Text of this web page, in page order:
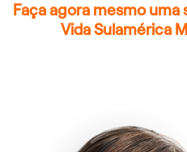
Faça agora mesmo
Vida Sulamérica